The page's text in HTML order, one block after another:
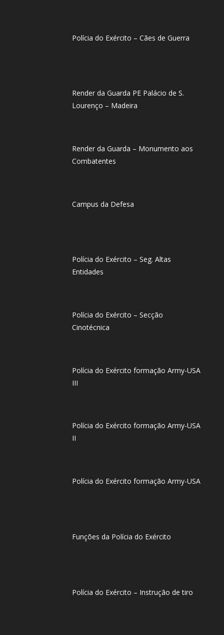
Polícia do Exército – Cães de Guerra
Render da Guarda PE Palácio de S.
Lourenço – Madeira
Render da Guarda – Monumento aos
Combatentes
Campus da Defesa
Polícia do Exército – Seg. Altas
Entidades
Polícia do Exército – Secção
Cinotécnica
Polícia do Exército formação Army-USA
III
Polícia do Exército formação Army-USA
II
Polícia do Exército formação Army-USA
Funções da Polícia do Exército
Polícia do Exército – Instrução de tiro